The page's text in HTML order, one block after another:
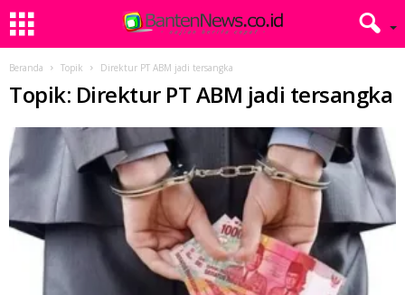
Beranda Topik Direktur PT ABM jadi tersangka
Topik: Direktur PT ABM jadi tersangka